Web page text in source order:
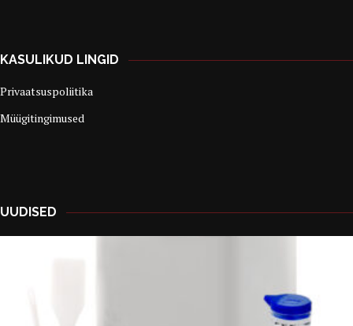
KASULIKUD LINGID
Privaatsuspoliitika
Müügitingimused
UUDISED